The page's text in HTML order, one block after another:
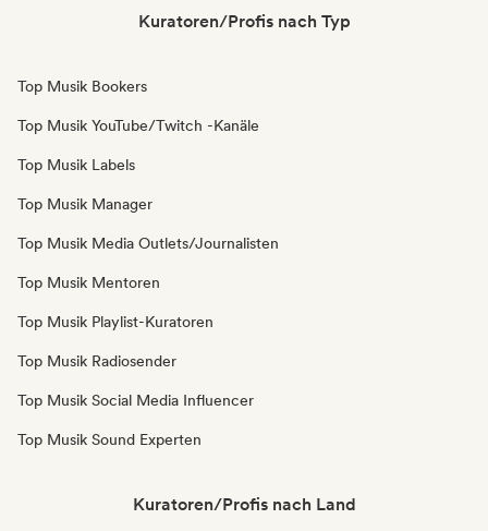
Kuratoren/Profis nach Typ
Top Musik Bookers
Top Musik YouTube/Twitch -Kanäle
Top Musik Labels
Top Musik Manager
Top Musik Media Outlets/Journalisten
Top Musik Mentoren
Top Musik Playlist-Kuratoren
Top Musik Radiosender
Top Musik Social Media Influencer
Top Musik Sound Experten
Kuratoren/Profis nach Land